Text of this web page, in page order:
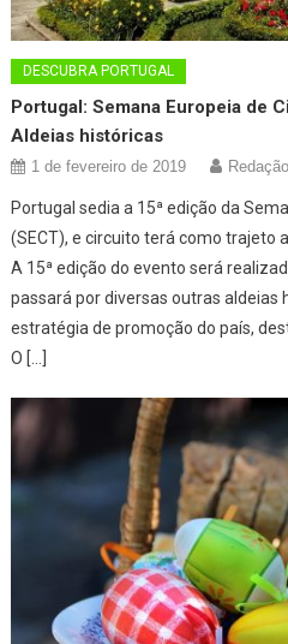
DESCUBRA PORTUGAL
Portugal: Semana Europeia de
Aldeias históricas
1 de fevereiro de 2019 Redação
Portugal sedia a 15ª edição da
(SECT), e circuito terá como trajeto
A 15ª edição do evento será
passará por diversas outras aldeias
estratégia de promoção do país,
O […]